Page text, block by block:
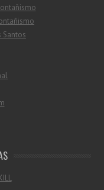
Santos